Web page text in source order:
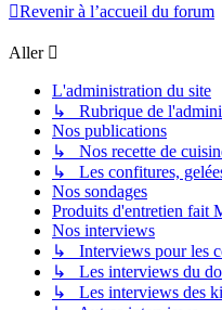
Revenir à l’accueil du forum
Aller
L'administration du site
↳ Rubrique de
Nos publications
↳ Nos recette de
↳ Les confitures,
Nos sondages
Produits d'entretien fait
Nos interviews
↳ Interviews pour les
↳ Les interviews du
↳ Les interviews des